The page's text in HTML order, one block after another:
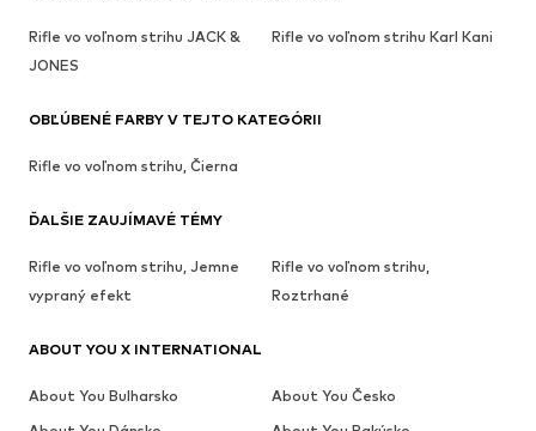
Rifle vo voľnom strihu JACK &
JONES
Rifle vo voľnom strihu Karl Kani
OBĽÚBENÉ FARBY V TEJTO KATEGÓRII
Rifle vo voľnom strihu, Čierna
ĎALŠIE ZAUJÍMAVÉ TÉMY
Rifle vo voľnom strihu, Jemne
vypraný efekt
Rifle vo voľnom strihu,
Roztrhané
ABOUT YOU X INTERNATIONAL
About You Bulharsko
About You Česko